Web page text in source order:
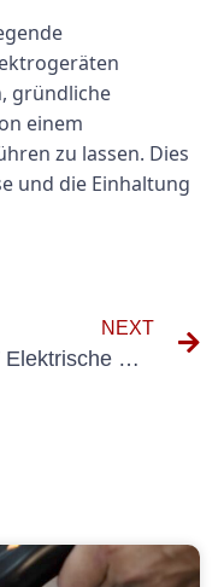
gründliche
einem
zu lassen. Dies
und die Einhaltung
NEXT
UVV Elektrische Geräte: Ein Leitfaden für sichere Arbeitsbedingungen